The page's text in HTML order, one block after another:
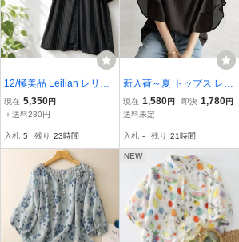
12/極美品 Leilian レリア
ンプラスハウス 近年 大き
いサイズ13+LL 2L 涼しい
ックワンピース ブラック
ストライプ
現在 5,350円
＋送料230円
入札 5 残り 23時間
新入荷～夏 トップス レデ
ィース ブラウス チュニッ
ク tシャツ ブラウス ドル
アル 大きいサイズ ～ ブ
ラック
現在 1,580円 即決 1,780円
送料未定
入札 - 残り 21時間
NEW